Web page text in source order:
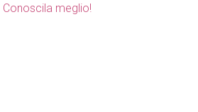
Conoscila meglio!